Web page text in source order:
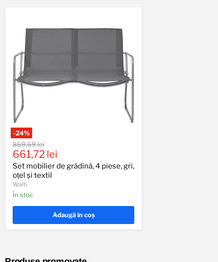
-24%
Set
mobilier
de
grădină,
4
piese,
gri,
oțel
Preț
original
869,69 lei
Preț
actual
661,72 lei
Set mobilier de grădină, 4 piese, gri,
oțel și textil
Walti
În stoc
Adaugă in coş